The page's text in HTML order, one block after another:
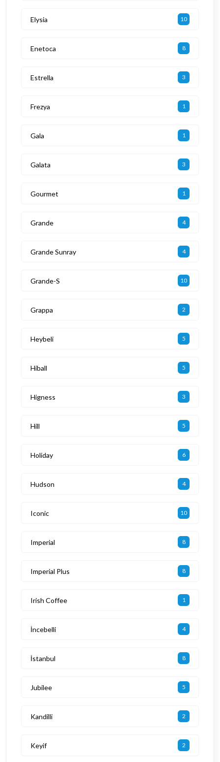
Elysia 10
Enetoca 8
Estrella 3
Frezya 1
Gala 1
Galata 3
Gourmet 1
Grande 4
Grande Sunray 4
Grande-S 10
Grappa 2
Heybeli 5
Hiball 5
Higness 3
Hill 5
Holiday 6
Hudson 4
Iconic 10
Imperial 8
Imperial Plus 8
Irish Coffee 1
İncebelli 4
İstanbul 8
Jubilee 5
Kandilli 2
Keyif 2